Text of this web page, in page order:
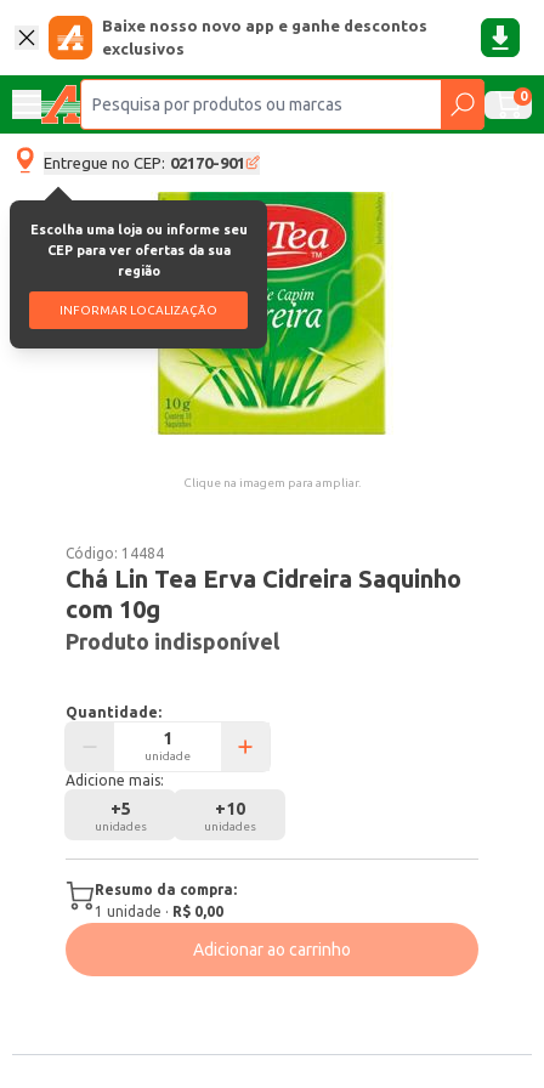
Baixe nosso novo app e ganhe descontos
exclusivos
0
Entregue no CEP: 02170-901
Escolha uma loja ou informe seu
CEP para ver ofertas da sua
região
INFORMAR LOCALIZAÇÃO
Clique na imagem para ampliar.
Código: 14484
Chá Lin Tea Erva Cidreira Saquinho
com 10g
Produto indisponível
Quantidade:
unidade
Adicione mais:
+5
unidades
+10
unidades
Resumo da compra:
1 unidade · R$ 0,00
Adicionar ao carrinho